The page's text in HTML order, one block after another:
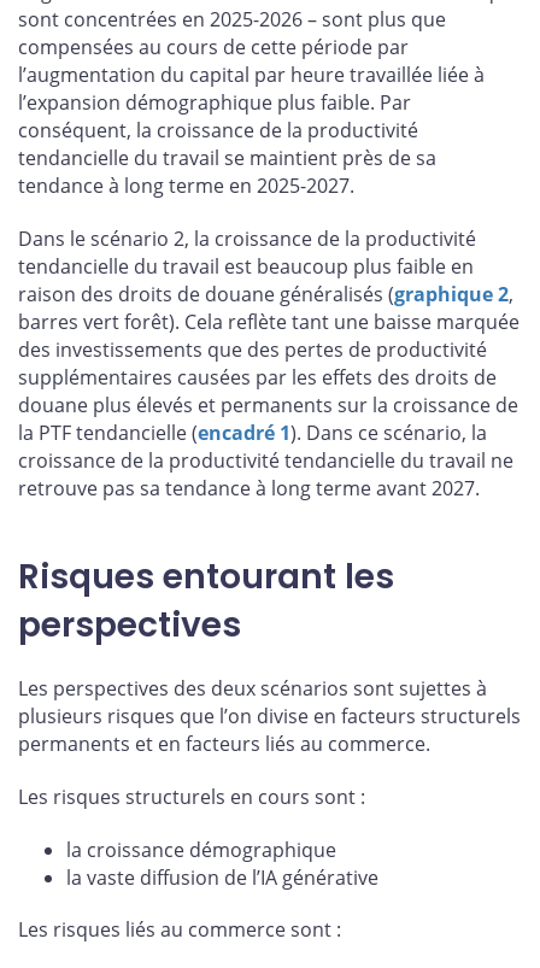
sont concentrées en 2025-2026 – sont plus que
compensées au cours de cette période par
l’augmentation du capital par heure travaillée liée à
l’expansion démographique plus faible. Par
conséquent, la croissance de la productivité
tendancielle du travail se maintient près de sa
tendance à long terme en 2025-2027.
Dans le scénario 2, la croissance de la productivité
tendancielle du travail est beaucoup plus faible en
raison des droits de douane généralisés (graphique 2,
barres vert forêt). Cela reflète tant une baisse marquée
des investissements que des pertes de productivité
supplémentaires causées par les effets des droits de
douane plus élevés et permanents sur la croissance de
la PTF tendancielle (encadré 1). Dans ce scénario, la
croissance de la productivité tendancielle du travail ne
retrouve pas sa tendance à long terme avant 2027.
Risques entourant les
perspectives
Les perspectives des deux scénarios sont sujettes à
plusieurs risques que l’on divise en facteurs structurels
permanents et en facteurs liés au commerce.
Les risques structurels en cours sont :
la croissance démographique
la vaste diffusion de l’IA générative
Les risques liés au commerce sont :